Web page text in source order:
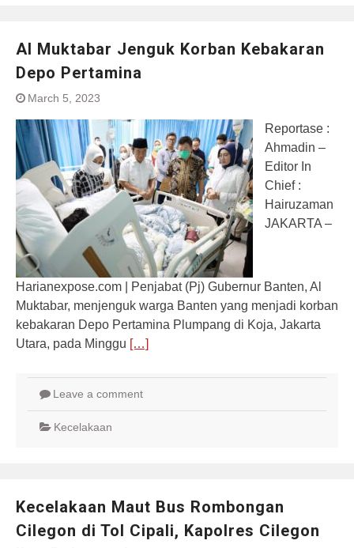
Al Muktabar Jenguk Korban Kebakaran
Depo Pertamina
March 5, 2023
Reportase :
Ahmadin –
Editor In
Chief :
Hairuzaman
JAKARTA –
Harianexpose.com | Penjabat (Pj) Gubernur Banten, Al
Muktabar, menjenguk warga Banten yang menjadi korban
kebakaran Depo Pertamina Plumpang di Koja, Jakarta
Utara, pada Minggu […]
Leave a comment
Kecelakaan
Kecelakaan Maut Bus Rombongan
Cilegon di Tol Cipali, Kapolres Cilegon